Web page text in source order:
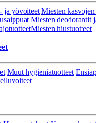
ja yövoiteet Miesten
Miesten deodorantit
Miesten hiustuotteet
Muut hygieniatuotteet